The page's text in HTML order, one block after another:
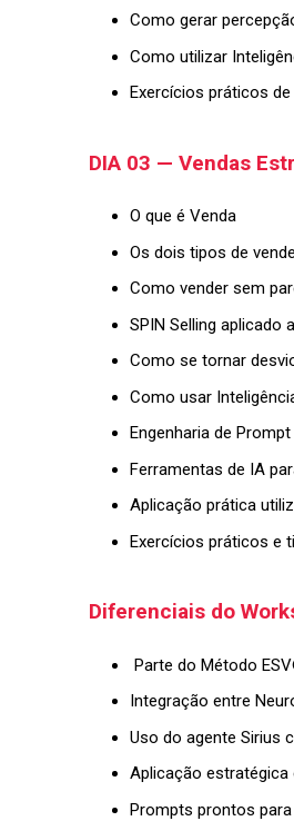
Como gerar
Como utilizar
Exercícios práticos
DIA 03 — Vendas
O que é Venda
Os dois tipos de
Como vender sem
SPIN Selling aplicado
Como se tornar
Como usar
Engenharia de Prompt
Ferramentas de IA
Aplicação prática
Exercícios práticos e
Diferenciais do
Parte do Método
Integração entre
Uso do agente Sirius
Aplicação estratégica
Prompts prontos